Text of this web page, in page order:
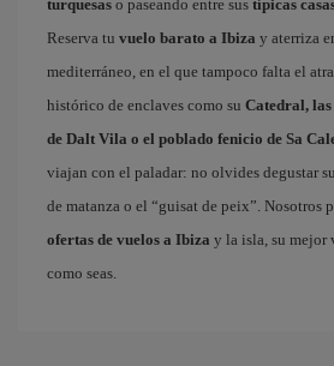
turquesas o paseando entre sus típicas
Reserva tu vuelo barato a Ibiza y aterriza
mediterráneo, en el que tampoco falta el
histórico de enclaves como su Catedral,
de Dalt Vila o el poblado fenicio de Sa
viajan con el paladar: no olvides degustar
de matanza o el “guisat de peix”. Nosotros
ofertas de vuelos a Ibiza y la isla, su mejor
como seas.